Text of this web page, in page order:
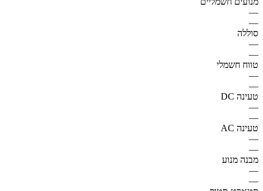
—
—
סוללה
—
—
טווח חשמלי
—
—
טעינה DC
—
—
טעינה AC
—
—
מבנה מנוע
—
—